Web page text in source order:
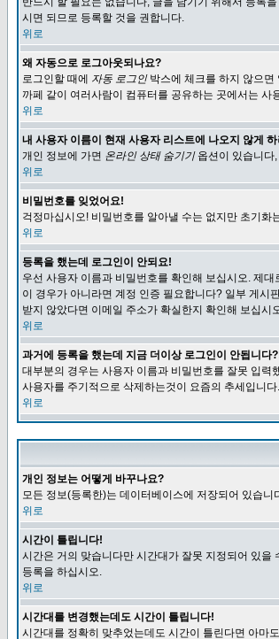
시면 되므로 등록할 것을 권합니다.
위로
왜 자동으로 로그아웃되나요?
로그인할 때에 자동 로그인박스에 체크를 하지 않으면
까페 같이 여러사람이 컴퓨터를 공유하는 곳에서는 사
위로
내 사용자 이름이 현재 사용자 리스트에 나오지 않게
개인 정보에 가면 온라인 상태 숨기기옵션이 있습니다,
위로
비밀번호를 잊었어요!
걱정마십시오! 비밀번호를 알아낼 수는 없지만 초기화
위로
등록을 했는데 로그인이 안되요!
우선 사용자 이름과 비밀번호를 확인해 보십시오. 제
이 경우가 아니라면 계정 인증 필요합니다? 일부 게시
받지 않았다면 이메일 주소가 확실한지 확인해 보십
위로
과거에 등록을 했는데 지금 더이상 로그인이 안됩니다
대부분의 경우는 사용자 이름과 비밀번호를 잘못 입
사용자를 주기적으로 삭제하는것이 요즘의 추세입니
위로
개인 정보는 어떻게 바꾸나요?
모든 정보(등록한)는 데이터베이스에 저장되어 있습니
위로
시간이 틀립니다!
시간은 거의 맞습니다만 시간대가 잘못 지정되어 있
등록을 하십시오.
위로
시간대를 변경했는데도 시간이 틀립니다!
시간대를 정확히 맞추었는데도 시간이 틀린다면 아마